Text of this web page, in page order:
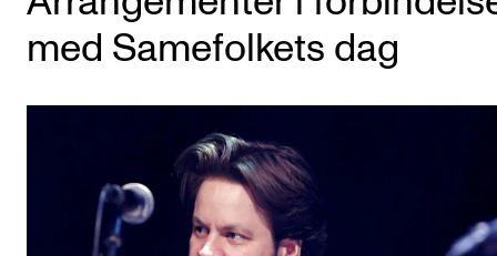
med Samefolkets dag